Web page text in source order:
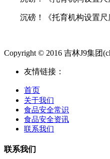
沉磅！《托育机构设置尺度
Copyright © 2016 吉林J9集团
友情链接：
首页
关于我们
食品安全常识
食品安全资讯
联系我们
联系我们